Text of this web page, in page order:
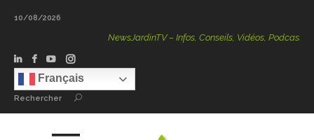
10/08/2026
NewsJardinTV – Infos, Conseils, Vidéos, Podcasts – 100 %
Français
Rechercher